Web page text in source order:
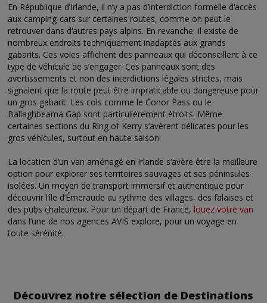
En République d’Irlande, il n’y a pas d’interdiction formelle d’accès
aux camping-cars sur certaines routes, comme on peut le
retrouver dans d’autres pays alpins. En revanche, il existe de
nombreux endroits techniquement inadaptés aux grands
gabarits. Ces voies affichent des panneaux qui déconseillent à ce
type de véhicule de s’engager. Ces panneaux sont des
avertissements et non des interdictions légales strictes, mais
signalent que la route peut être impraticable ou dangereuse pour
un gros gabarit. Les cols comme le Conor Pass ou le
Ballaghbeama Gap sont particulièrement étroits. Même
certaines sections du Ring of Kerry s’avèrent délicates pour les
gros véhicules, surtout en haute saison.
La location d’un van aménagé en Irlande s’avère être la meilleure
option pour explorer ses territoires sauvages et ses péninsules
isolées. Un moyen de transport immersif et authentique pour
découvrir l’île d’Émeraude au rythme des villages, des falaises et
des pubs chaleureux. Pour un départ de France, louez votre van
dans l’une de nos agences AVIS explore, pour un voyage en
toute sérénité.
Découvrez notre sélection de Destinations